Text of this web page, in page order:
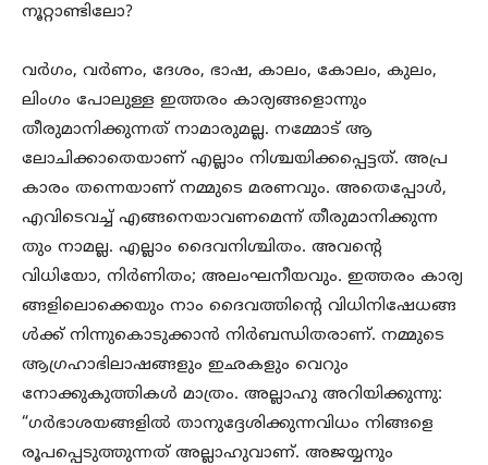
നൂറ്റാണ്ടിലോ?
വർഗം, വർണം, ദേശം, ഭാഷ, കാലം, കോലം, കുലം,
ലിംഗം പോലുള്ള ഇത്തരം കാര്യങ്ങളൊന്നും
തീരുമാനിക്കുന്നത് നാമാരുമല്ല. നമ്മോട് ആ
ലോചിക്കാതെയാണ് എല്ലാം നിശ്ചയിക്കപ്പെട്ടത്. അപ്ര
കാരം തന്നെയാണ് നമ്മുടെ മരണവും. അതെപ്പോൾ,
എവിടെവച്ച് എങ്ങനെയാവണമെന്ന് തീരുമാനിക്കുന്ന
തും നാമല്ല. എല്ലാം ദൈവനിശ്ചിതം. അവന്റെ
വിധിയോ, നിർണിതം; അലംഘനീയവും. ഇത്തരം കാര്യ
ങ്ങളിലൊക്കെയും നാം ദൈവത്തിന്റെ വിധിനിഷേധങ്ങ
ൾക്ക് നിന്നുകൊടുക്കാൻ നിർബന്ധിതരാണ്. നമ്മുടെ
ആഗ്രഹാഭിലാഷങ്ങളും ഇഛകളും വെറും
നോക്കുകുത്തികൾ മാത്രം. അല്ലാഹു അറിയിക്കുന്നു:
“ഗർഭാശയങ്ങളിൽ താനുദ്ദേശിക്കുന്നവിധം നിങ്ങളെ
രൂപപ്പെടുത്തുന്നത് അല്ലാഹുവാണ്. അജയ്യനും